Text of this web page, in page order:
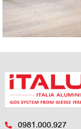
0981.000.927